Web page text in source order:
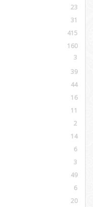
23
31
415
160
3
39
44
16
11
2
14
6
3
49
6
20